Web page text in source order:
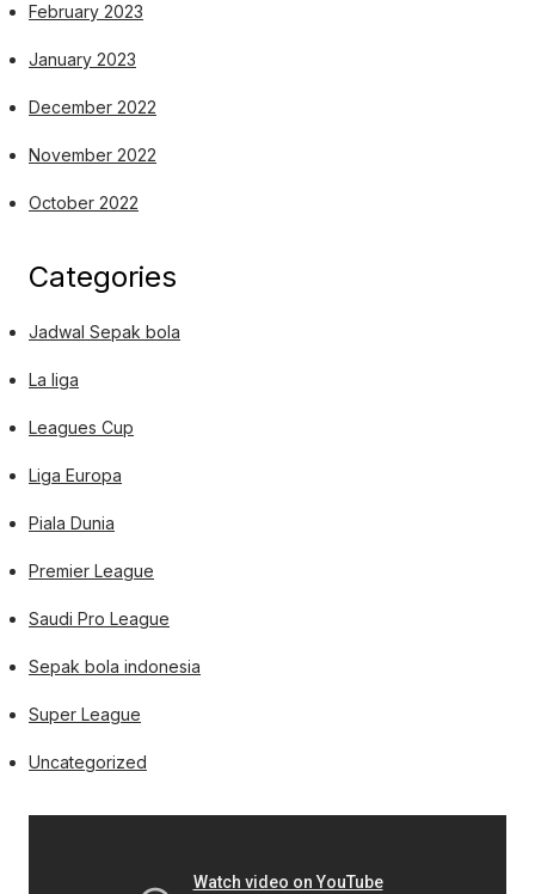
February 2023
January 2023
December 2022
November 2022
October 2022
Categories
Jadwal Sepak bola
La liga
Leagues Cup
Liga Europa
Piala Dunia
Premier League
Saudi Pro League
Sepak bola indonesia
Super League
Uncategorized